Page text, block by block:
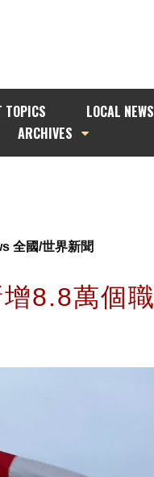
TOPICS
LOCAL NEWS
ARCHIVES
全國/世界新聞
增8.8萬個